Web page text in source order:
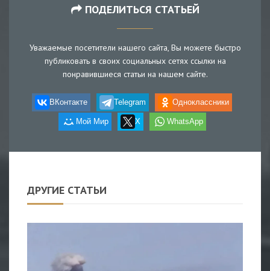
ПОДЕЛИТЬСЯ СТАТЬЕЙ
Уважаемые посетители нашего сайта, Вы можете быстро
публиковать в своих социальных сетях ссылки на
понравившиеся статьи на нашем сайте.
ВКонтакте Telegram Одноклассники
Мой Мир X WhatsApp
ДРУГИЕ СТАТЬИ